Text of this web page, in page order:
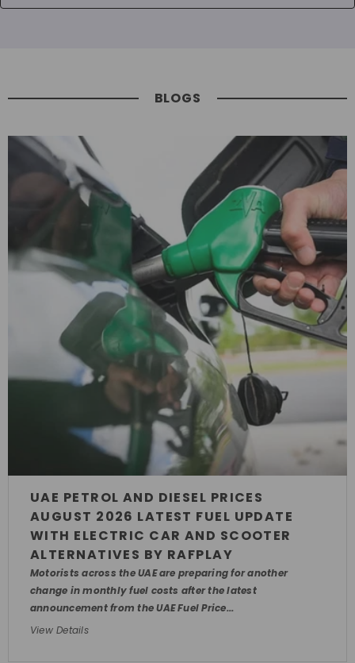
BLOGS
UAE PETROL AND DIESEL PRICES
AUGUST 2026 LATEST FUEL UPDATE
WITH ELECTRIC CAR AND SCOOTER
ALTERNATIVES BY RAFPLAY
Motorists across the UAE are preparing for another
change in monthly fuel costs after the latest
announcement from the UAE Fuel Price...
View Details